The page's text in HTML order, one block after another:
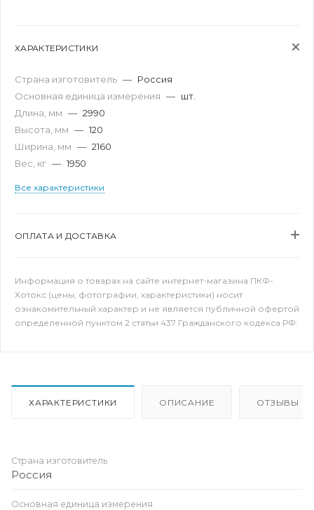
ХАРАКТЕРИСТИКИ
Страна изготовитель — Россия
Основная единица измерения — шт.
Длина, мм — 2990
Высота, мм — 120
Ширина, мм — 2160
Вес, кг — 1950
Все характеристики
ОПЛАТА И ДОСТАВКА
Информация о товарах на сайте интернет-магазина ПКФ-
Хотокс (цены, фотографии, характеристики) носит
ознакомительный характер и не является публичной офертой
определенной пунктом 2 статьи 437 Гражданского кодекса РФ.
ХАРАКТЕРИСТИКИ ОПИСАНИЕ ОТЗЫВЫ
Страна изготовитель
Россия
Основная единица измерения